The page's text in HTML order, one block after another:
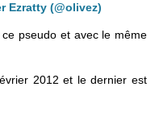
Ezratty (@olivez)
pseudo et avec le même
2012 et le dernier est